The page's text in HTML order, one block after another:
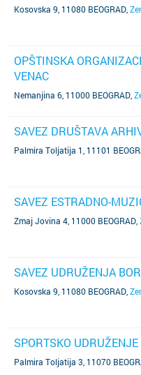
Kosovska 9, 11080 BEOGRAD
OPŠTINSKA
VENAC
Nemanjina 6, 11000 BEOGRAD
SAVEZ DRUŠTAVA
Palmira Toljatija 1, 11101
SAVEZ ESTRADNO-
Zmaj Jovina 4, 11000 BEOGRAD
SAVEZ UDRUŽENJA
Kosovska 9, 11080 BEOGRAD
SPORTSKO
Palmira Toljatija 3, 11070